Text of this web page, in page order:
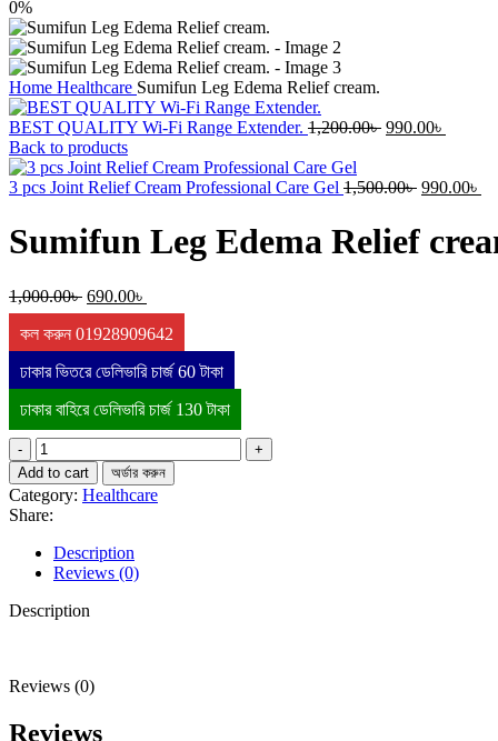
0%
Home Healthcare Sumifun Leg Edema Relief cream.
BEST QUALITY Wi-Fi Range Extender. 1,200.00৳ Original
1,200.00৳ .
990.00৳
990.00৳
Back to products
3 pcs Joint Relief Cream Professional Care Gel 1,500.00৳ Original
1,500.00৳ .
990.00৳
Sumifun Leg Edema Relief
1,000.00৳ Original
price
was:
1,000.00৳ .
690.00৳
price
is:
690.00৳ .
কল করুন 01928909642
ঢাকার ভিতরে ডেলিভারি চার্জ 60 টাকা
ঢাকার বাহিরে ডেলিভারি চার্জ 130 টাকা
Sumifun
Leg
Edema
Relief
cream.
quantity
Add to cart অর্ডার করুন
Category: Healthcare
Share:
Description
Reviews (0)
Description
Reviews (0)
Reviews